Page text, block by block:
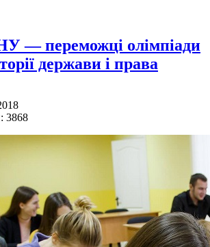
— переможці олімпіади
держави і права
3868